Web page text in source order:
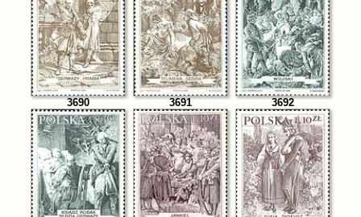
3690 3691 3692